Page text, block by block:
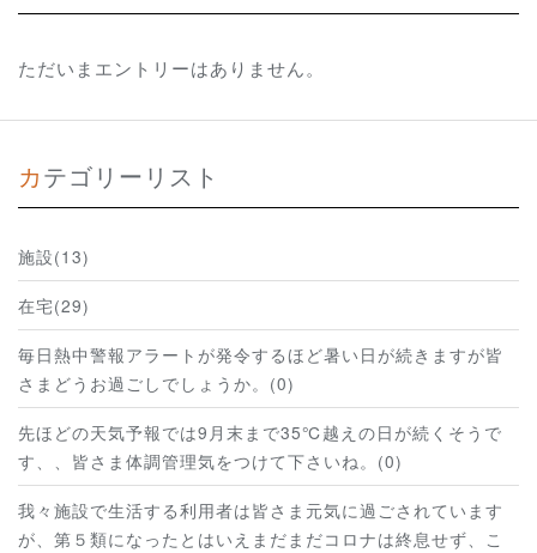
ただいまエントリーはありません。
カテゴリーリスト
施設(13)
在宅(29)
毎日熱中警報アラートが発令するほど暑い日が続きますが皆
さまどうお過ごしでしょうか。(0)
先ほどの天気予報では9月末まで35℃越えの日が続くそうで
す、、皆さま体調管理気をつけて下さいね。(0)
我々施設で生活する利用者は皆さま元気に過ごされています
が、第５類になったとはいえまだまだコロナは終息せず、こ